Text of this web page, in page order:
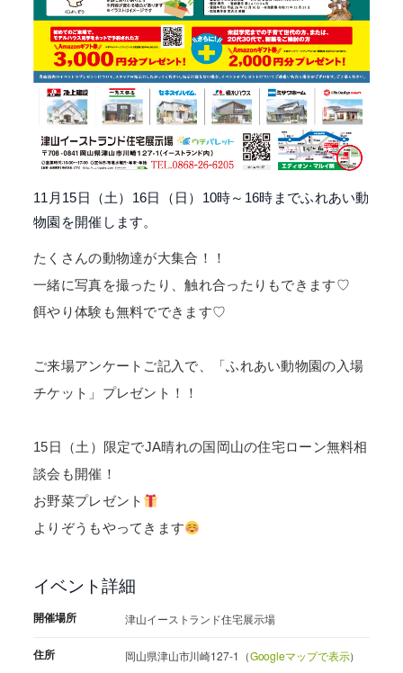
11月15日（土）16日（日）10時～16時までふれあい動
物園を開催します。
たくさんの動物達が大集合！！
一緒に写真を撮ったり、触れ合ったりもできます♡
餌やり体験も無料でできます♡
ご来場アンケートご記入で、「ふれあい動物園の入場
チケット」プレゼント！！
15日（土）限定でJA晴れの国岡山の住宅ローン無料相
談会も開催！
お野菜プレゼント
よりぞうもやってきます
イベント詳細
開催場所 津山イーストランド住宅展示場
住所 岡山県津山市川崎127-1（Googleマップで表示）